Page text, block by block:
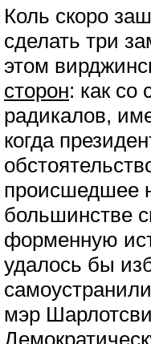
Коль скоро
сделать три
этом
сторон: как со
радикалов,
когда
происшедшее
большинстве
форменную
удалось бы
мэр